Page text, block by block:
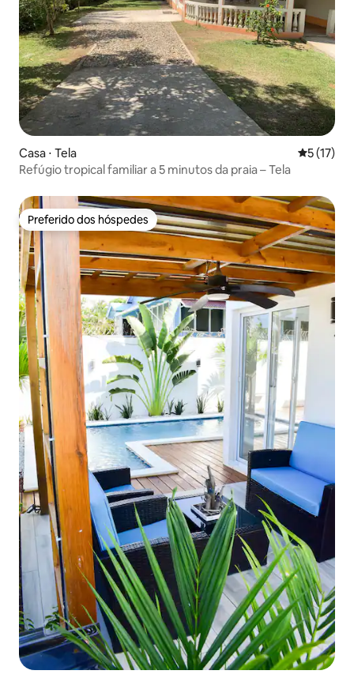
Casa ⋅ Tela 5 de uma
5 (17)
Refúgio tropical familiar a 5 minutos da praia – Tela
Preferido dos hóspedes
Preferido dos hóspedes